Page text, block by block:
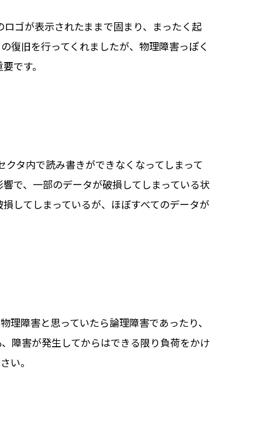
ゴが表示されたままで固まり、まったく起
復旧を行ってくれましたが、物理障害っぽく
です。
タ内で読み書きができなくなってしまって
で、一部のデータが破損してしまっている状
してしまっているが、ほぼすべてのデータが
障害と思っていたら論理障害であったり、
障害が発生してからはできる限り負荷をかけ
い。